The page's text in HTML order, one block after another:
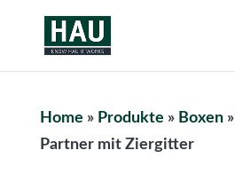
Home » Produkte » Boxen»
Partner mit Ziergitter